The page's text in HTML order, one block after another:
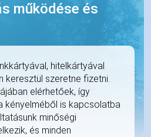
működése és
hitelkártyával
keresztül szeretne fizetni.
elérhetőek, így
kényelméből is kapcsolatba
minőségi
és minden